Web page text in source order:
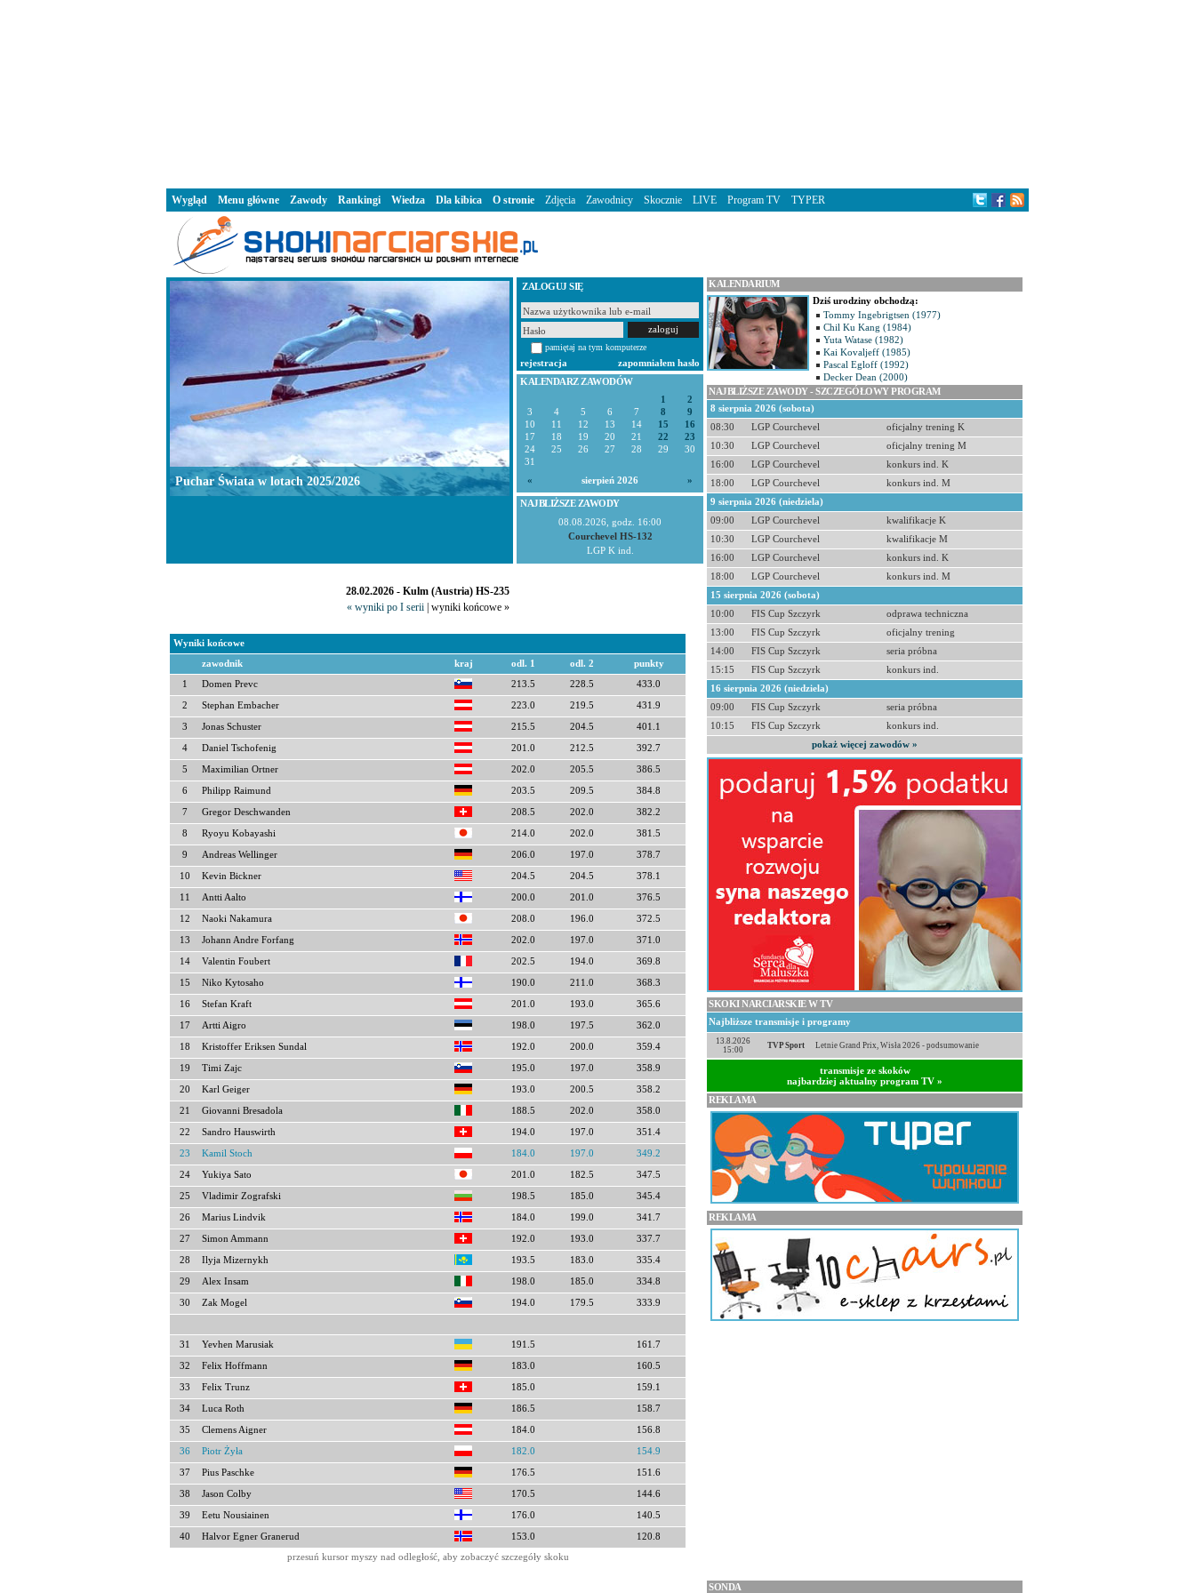
ZALOGUJ SIĘ
pamiętaj na tym komputerze
rejestracja
zapomniałem hasło
KALENDARZ ZAWODÓW
1
2
3
4 5 6 7 8
9
10
11 12 13 14 15
16
17
18 19 20 21 22
23
24
25 26 27 28 29
30
31
«
sierpień 2026 »
NAJBLIŻSZE ZAWODY
08.08.2026, godz. 16:00
Courchevel HS-132
LGP K ind.
28.02.2026 - Kulm (Austria) HS-235
« wyniki po I serii| wyniki końcowe »
Wyniki końcowe
zawodnik kraj odl. 1 odl. 2 punkty
1 Domen Prevc 213.5 228.5 433.0
2 Stephan Embacher 223.0 219.5 431.9
3 Jonas Schuster 215.5 204.5 401.1
4 Daniel Tschofenig 201.0 212.5 392.7
5 Maximilian Ortner 202.0 205.5 386.5
6 Philipp Raimund 203.5 209.5 384.8
7 Gregor Deschwanden 208.5 202.0 382.2
8 Ryoyu Kobayashi 214.0 202.0 381.5
9 Andreas Wellinger 206.0 197.0 378.7
10 Kevin Bickner 204.5 204.5 378.1
11 Antti Aalto 200.0 201.0 376.5
12 Naoki Nakamura 208.0 196.0 372.5
13 Johann Andre Forfang 202.0 197.0 371.0
14 Valentin Foubert 202.5 194.0 369.8
15 Niko Kytosaho 190.0 211.0 368.3
16 Stefan Kraft 201.0 193.0 365.6
17 Artti Aigro 198.0 197.5 362.0
18 Kristoffer Eriksen Sundal 192.0 200.0 359.4
19 Timi Zajc 195.0 197.0 358.9
20 Karl Geiger 193.0 200.5 358.2
21 Giovanni Bresadola 188.5 202.0 358.0
22 Sandro Hauswirth 194.0 197.0 351.4
23 Kamil Stoch 184.0 197.0 349.2
24 Yukiya Sato 201.0 182.5 347.5
25 Vladimir Zografski 198.5 185.0 345.4
26 Marius Lindvik 184.0 199.0 341.7
27 Simon Ammann 192.0 193.0 337.7
28 Ilyja Mizernykh 193.5 183.0 335.4
29 Alex Insam 198.0 185.0 334.8
30 Zak Mogel 194.0 179.5 333.9
31 Yevhen Marusiak 191.5 161.7
32 Felix Hoffmann 183.0 160.5
33 Felix Trunz 185.0 159.1
34 Luca Roth 186.5 158.7
35 Clemens Aigner 184.0 156.8
36 Piotr Żyła 182.0 154.9
37 Pius Paschke 176.5 151.6
38 Jason Colby 170.5 144.6
39 Eetu Nousiainen 176.0 140.5
40 Halvor Egner Granerud 153.0 120.8
przesuń kursor myszy nad odległość, aby zobaczyć szczegóły skoku
Puchar Świata w lotach 2025/2026
KALENDARIUM
Dziś urodziny obchodzą:
Tommy Ingebrigtsen (1977)
Chil Ku Kang (1984)
Yuta Watase (1982)
Kai Kovaljeff (1985)
Pascal Egloff (1992)
Decker Dean (2000)
NAJBLIŻSZE ZAWODY - SZCZEGÓŁOWY PROGRAM
8 sierpnia 2026 (sobota)
08:30
LGP Courchevel
oficjalny trening K
10:30
LGP Courchevel
oficjalny trening M
16:00
LGP Courchevel
konkurs ind. K
18:00
LGP Courchevel
konkurs ind. M
9 sierpnia 2026 (niedziela)
09:00
LGP Courchevel
kwalifikacje K
10:30
LGP Courchevel
kwalifikacje M
16:00
LGP Courchevel
konkurs ind. K
18:00
LGP Courchevel
konkurs ind. M
15 sierpnia 2026 (sobota)
10:00
FIS Cup Szczyrk
odprawa techniczna
13:00
FIS Cup Szczyrk
oficjalny trening
14:00
FIS Cup Szczyrk
seria próbna
15:15
FIS Cup Szczyrk
konkurs ind.
16 sierpnia 2026 (niedziela)
09:00
FIS Cup Szczyrk
seria próbna
10:15
FIS Cup Szczyrk
konkurs ind.
pokaż więcej zawodów »
SKOKI NARCIARSKIE W TV
Najbliższe transmisje i programy
13.8.2026
15:00
TVP Sport Letnie Grand Prix, Wisła 2026 - podsumowanie
transmisje ze skoków
najbardziej aktualny program TV »
REKLAMA
REKLAMA
SONDA
Wygląd Menu główne Zawody Rankingi Wiedza Dla kibica O stronie Zdjęcia Zawodnicy Skocznie LIVE Program TV TYPER